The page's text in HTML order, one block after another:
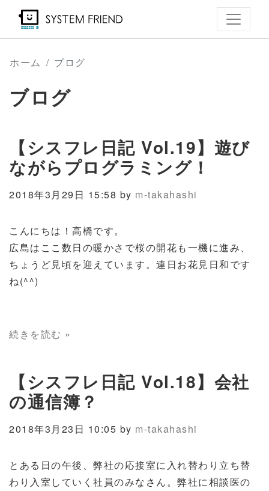
ン
コ
動
ホーム ブログ
ブログ
【シスフレ日記 Vol.19】遊び
ながらプログラミング！
2018年3月29日 15:58 by m-takahashi
こんにちは！高橋です。
広島はここ数日の暖かさで桜の開花も一機に進み、
ちょうど見頃を迎えています。連日お花見日和です
ね(^^)
続きを読む »
【シスフレ日記 Vol.18】会社
の通信簿？
2018年3月23日 10:05 by m-takahashi
とある日の午後、弊社の応接室に入れ替わり立ち替
わり入室していく社員のみなさん。弊社に相談医の